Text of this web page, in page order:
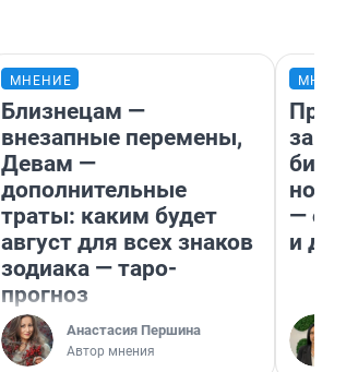
МНЕНИЕ
Близнецам —
внезапные перемены,
Девам —
дополнительные
траты: каким будет
август для всех знаков
зодиака — таро-
прогноз
Анастасия Першина
Автор мнения
— он
и